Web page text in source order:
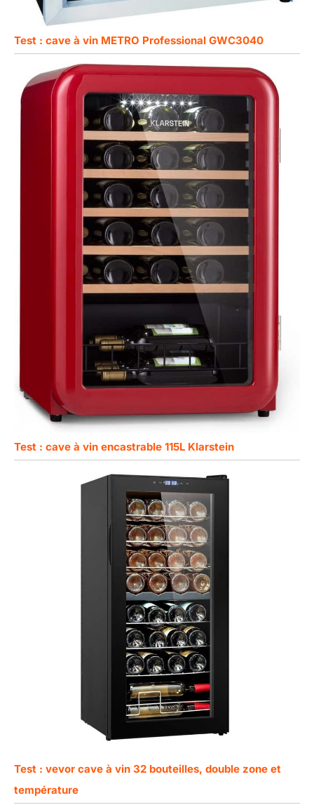
Test : cave à vin METRO Professional GWC3040
Test : cave à vin encastrable 115L Klarstein
Test : vevor cave à vin 32 bouteilles, double zone et
température